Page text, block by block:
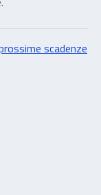
scadenze